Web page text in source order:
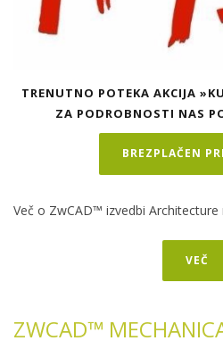
TRENUTNO POTEKA AKCIJA
ZA PODROBNOSTI NAS
BREZPLAČEN
Več o ZwCAD™ izvedbi
VEČ
ZWCAD™